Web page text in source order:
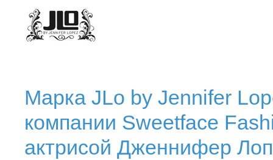
Марка JLo by Jennifer
компании Sweetface
актрисой Дженнифер